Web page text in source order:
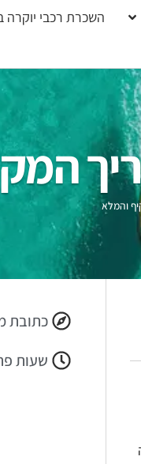
השכרת רכבי יוקרה
והמלא
כתובת
שעות